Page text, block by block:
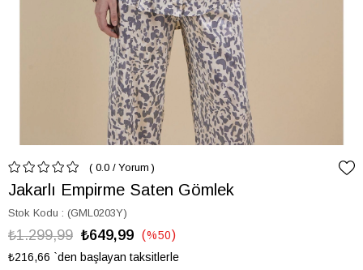
0.0 / Yorum
Jakarlı Empirme Saten Gömlek
Stok Kodu (GML0203Y)
₺1.299,99 ₺649,99 %50
İndirim
₺216,66 `den başlayan taksitlerle